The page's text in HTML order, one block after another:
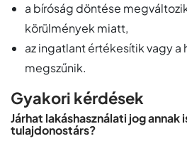
a bíróság döntése
körülmények miatt,
az ingatlant értékesítik vagy a
megszűnik.
Gyakori kérdések
Járhat lakáshasználati jog annak
tulajdonostárs?